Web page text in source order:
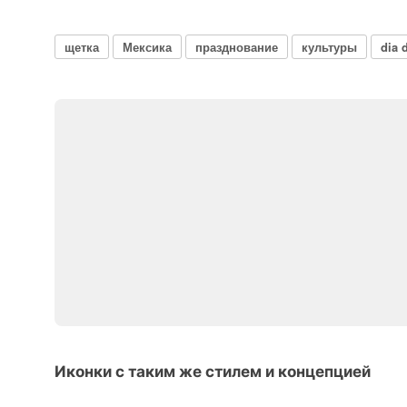
щетка Мексика празднование культуры dia
Иконки с таким же стилем и концепцией